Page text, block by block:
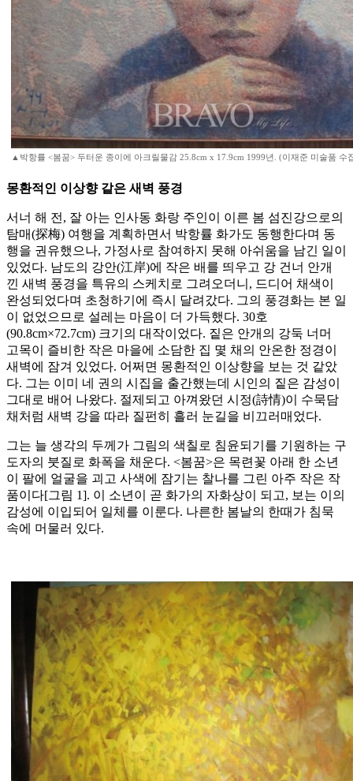
▲박항률 <봄꿈> 두터운 종이에 아크릴물감 25.8cm x 17.9cm 1999년. (이재준 미술품 수
몽환적인 이상향 같은 새벽 풍경
서너 해 전, 잘 아는 인사동 화랑 주인이 이른 봄 섬진강으로의
탐매(探梅) 여행을 계획하면서 박항률 화가도 동행한다며 동
행을 권유했으나, 가정사로 참여하지 못해 아쉬움을 남긴 일이
있었다. 남도의 강안(江岸)에 작은 배를 띄우고 강 건너 안개
낀 새벽 풍경을 특유의 스케치로 그려오더니, 드디어 채색이
완성되었다며 초청하기에 즉시 달려갔다. 그의 풍경화는 본 일
이 없었으므로 설레는 마음이 더 가득했다. 30호
(90.8cm×72.7cm) 크기의 대작이었다. 짙은 안개의 강둑 너머
고목이 즐비한 작은 마을에 소담한 집 몇 채의 안온한 정경이
새벽에 잠겨 있었다. 어쩌면 몽환적인 이상향을 보는 것 같았
다. 그는 이미 네 권의 시집을 출간했는데 시인의 짙은 감성이
그대로 배어 나왔다. 절제되고 아껴왔던 시정(詩情)이 수묵담
채처럼 새벽 강을 따라 질펀히 흘러 눈길을 비끄러매었다.
그는 늘 생각의 두께가 그림의 색칠로 침윤되기를 기원하는 구
도자의 붓질로 화폭을 채운다. <봄꿈>은 목련꽃 아래 한 소년
이 팔에 얼굴을 괴고 사색에 잠기는 찰나를 그린 아주 작은 작
품이다[그림 1]. 이 소년이 곧 화가의 자화상이 되고, 보는 이의
감성에 이입되어 일체를 이룬다. 나른한 봄날의 한때가 침묵
속에 머물러 있다.